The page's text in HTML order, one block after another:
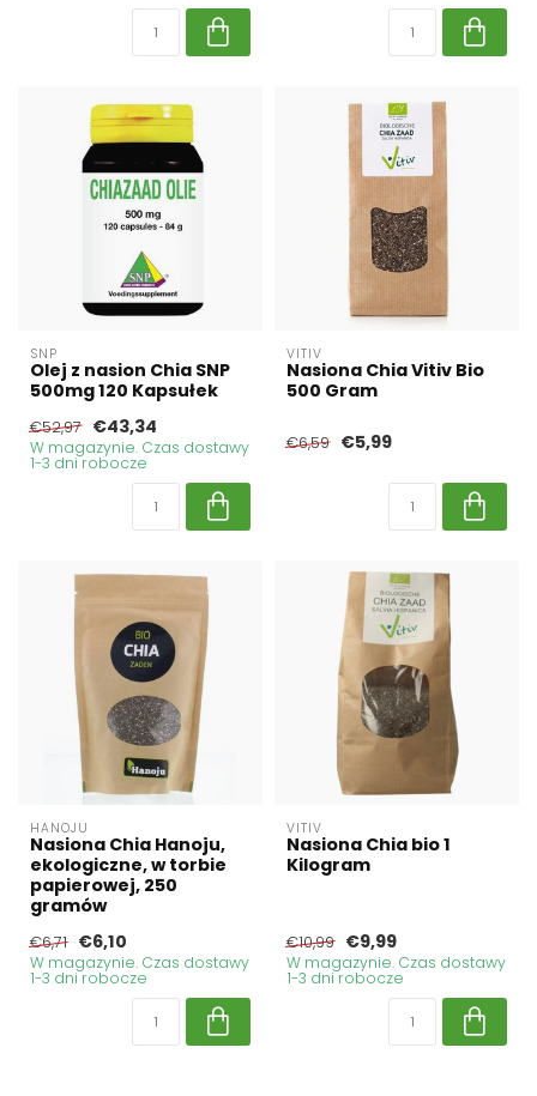
SNP
Olej z nasion Chia SNP
500mg 120 Kapsułek
€52,97 €43,34
W magazynie. Czas dostawy
1-3 dni robocze
VITIV
Nasiona Chia Vitiv Bio
500 Gram
€6,59 €5,99
HANOJU
Nasiona Chia Hanoju,
ekologiczne, w torbie
papierowej, 250
gramów
€6,71 €6,10
W magazynie. Czas dostawy
1-3 dni robocze
VITIV
Nasiona Chia bio 1
Kilogram
€10,99 €9,99
W magazynie. Czas dostawy
1-3 dni robocze